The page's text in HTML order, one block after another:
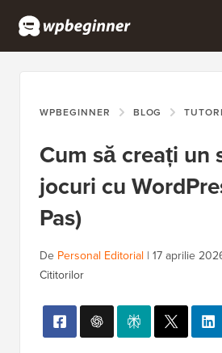
WPBEGINNER BLOG
Cum să creați un
jocuri cu
Pas)
De Personal Editorial | 17 aprilie
Cititorilor